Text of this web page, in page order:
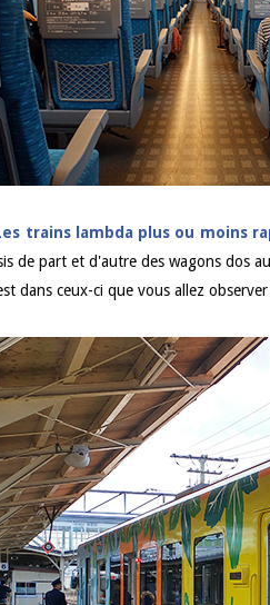
trains lambda plus ou moins
de part et d'autre des wagons dos
dans ceux-ci que vous allez